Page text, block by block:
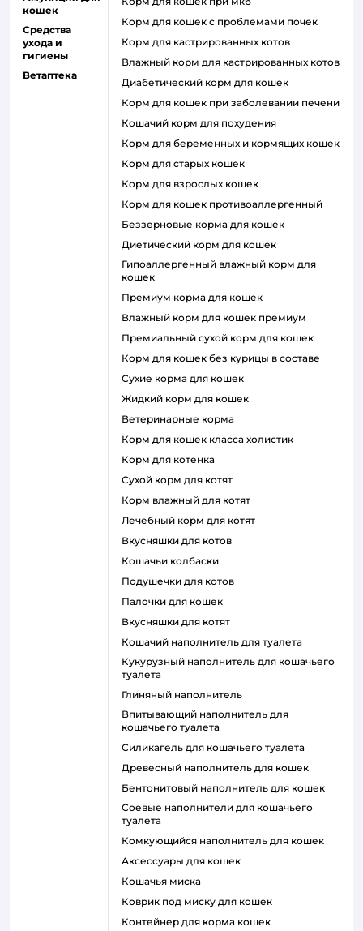
кошек
Средства
ухода и
гигиены
Ветаптека
корм для кошек с проблемами почек
Корм для кастрированных котов
влажный корм для кастрированных котов
диабетический корм для кошек
корм для кошек при заболевании печени
кошачий корм для похудения
корм для беременных и кормящих кошек
корм для старых кошек
корм для взрослых кошек
корм для кошек противоаллергенный
беззерновые корма для кошек
диетический корм для кошек
гипоаллергенный влажный корм для
кошек
премиум корма для кошек
влажный корм для кошек премиум
премиальный сухой корм для кошек
корм для кошек без курицы в составе
сухие корма для кошек
жидкий корм для кошек
ветеринарные корма
корм для кошек класса холистик
корм для котенка
сухой корм для котят
корм влажный для котят
лечебный корм для котят
вкусняшки для котов
кошачьи колбаски
подушечки для котов
палочки для кошек
вкусняшки для котят
кошачий наполнитель для туалета
кукурузный наполнитель для кошачьего
туалета
глиняный наполнитель
впитывающий наполнитель для
кошачьего туалета
силикагель для кошачьего туалета
древесный наполнитель для кошек
бентонитовый наполнитель для кошек
соевые наполнители для кошачьего
туалета
комкующийся наполнитель для кошек
аксессуары для кошек
кошачья миска
коврик под миску для кошек
контейнер для корма кошек